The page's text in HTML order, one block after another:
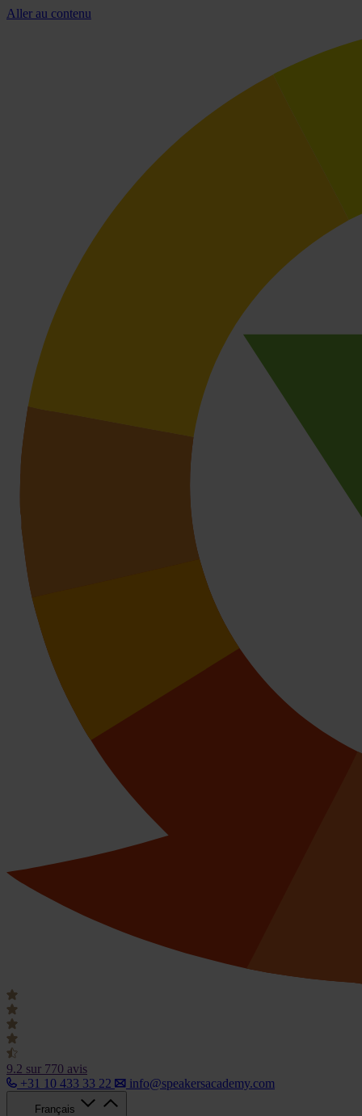
Aller au contenu
9.2 sur 770 avis
+31 10 433 33 22
info@speakersacademy.com
Français